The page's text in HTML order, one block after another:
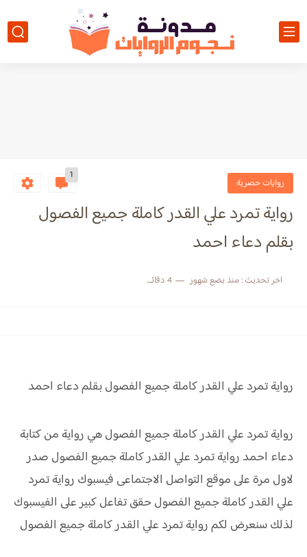
روايات حصرية
1
رواية تمرد علي القدر كاملة جميع الفصول
بقلم دعاء احمد
اخر تحديث :منذ بضع شهور 4 دقائق للقراءة
رواية تمرد علي القدر كاملة جميع الفصول بقلم دعاء احمد
رواية تمرد علي القدر كاملة جميع الفصول هي رواية من كتابة
دعاء احمد روايةتمرد علي القدر كاملة جميع الفصول صدر
لاول مرة على موقع التواصل الاجتماعى فيسبوك روايةتمرد
علي القدر كاملة جميع الفصول حققتفاعل كبير على الفيسبوك
لذلك سنعرض لكمروايةتمرد علي القدر كاملة جميع الفصول